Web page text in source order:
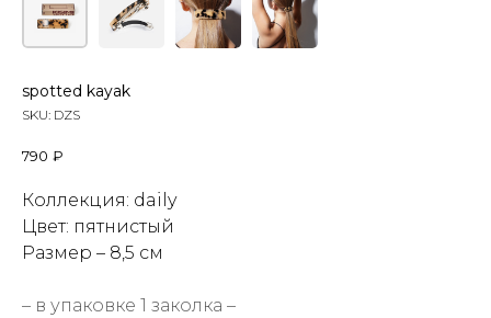
spotted kayak
SKU: DZS
790 ₽
Коллекция: daily
Цвет: пятнистый
Размер – 8,5 см
– в упаковке 1 заколка –